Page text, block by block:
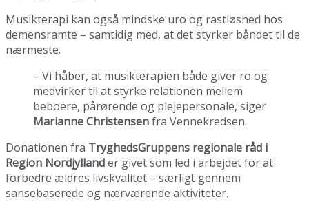
Musikterapi kan også mindske uro og rastløshed hos
demensramte – samtidig med, at det styrker båndet til de
nærmeste.
– Vi håber, at musikterapien både giver ro og
medvirker til at styrke relationen mellem
beboere, pårørende og plejepersonale, siger
Marianne Christensenfra Vennekredsen.
Donationen fra TryghedsGruppens regionale råd i
Region Nordjyllander givet som led i arbejdet for at
forbedre ældres livskvalitet – særligt gennem
sansebaserede og nærværende aktiviteter.